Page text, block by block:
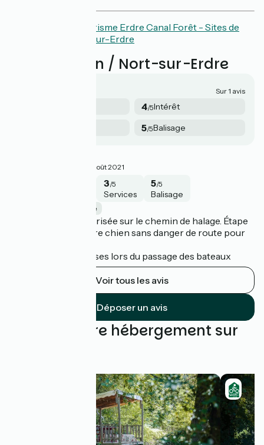
Offices de tourisme Erdre Canal Forêt - Sites de
Blain et Nort-sur-Erdre
Avis sur Blain / Nort-sur-Erdre
Sur 1 avis
4/5Intérêt
5/5Balisage
Août 2021
3/5
Services
5/5
Balisage
Blain / Nort-sur-Erdre
Balade facile et sécurisée sur le chemin de halage. Étape
faite à vélo avec notre chien sans danger de route pour
Jolie pause aux écluses lors du passage des bateaux
Voir tous les avis
Déposer un avis
Trouvez votre hébergement sur